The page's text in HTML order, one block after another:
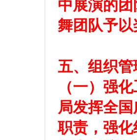
中展演的
舞团队予
五、组织管
（一）强
局发挥全
职责，强